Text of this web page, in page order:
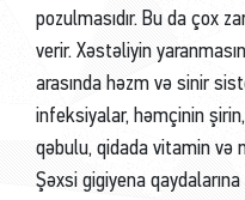
pozulmasıdır. Bu da çox
verir. Xəstəliyin
arasında həzm və sinir
infeksiyalar, həmçinin
qəbulu, qidada vitamin və
Şəxsi gigiyena